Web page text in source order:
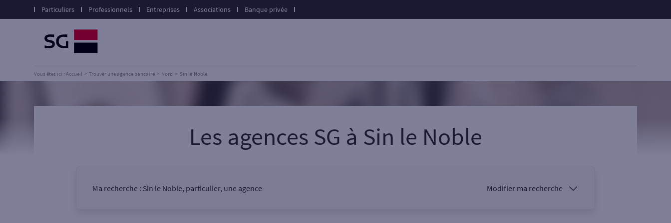
Particuliers Professionnels Entreprises Associations Banque privée
Vous êtes ici : Accueil Trouver une agence bancaire Nord Sin le Noble
Les agences SG à Sin le Noble
Ma recherche : Sin le Noble, particulier, une agence Modifier ma recherche